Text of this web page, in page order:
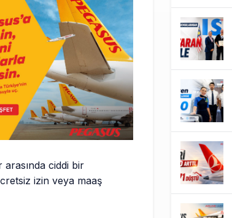
arasında ciddi bir
izin veya maaş